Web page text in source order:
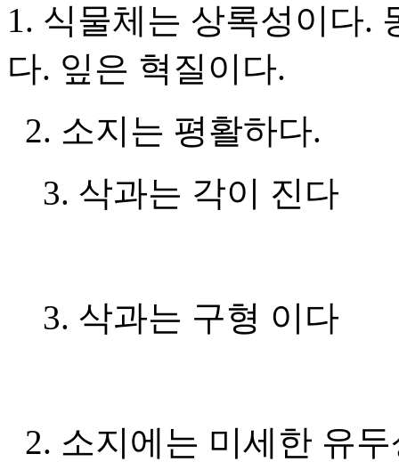
1. 식물체는 상록성이다.
다. 잎은 혁질이다.
2. 소지는 평활하다.
3. 삭과는 각이 진다
3. 삭과는 구형 이다
2. 소지에는 미세한 유